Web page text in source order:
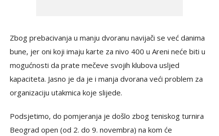
Zbog prebacivanja u manju dvoranu navijači se već danima
bune, jer oni koji imaju karte za nivo 400 u Areni neće biti u
mogućnosti da prate mečeve svojih klubova usljed
kapaciteta. Jasno je da je i manja dvorana veći problem za
organizaciju utakmica koje slijede.
Podsjetimo, do pomjeranja je došlo zbog teniskog turnira
Beograd open (od 2. do 9. novembra) na kom će